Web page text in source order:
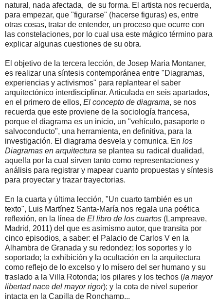
natural, nada afectada, de su forma. El artista nos recuerda,
para empezar, que "figurarse" (hacerse figuras) es, entre
otras cosas, tratar de entender, un proceso que ocurre con
las constelaciones, por lo cual usa este mágico término para
explicar algunas cuestiones de su obra.
El objetivo de la tercera lección, de Josep Maria Montaner,
es realizar una síntesis contemporánea entre "Diagramas,
experiencias y activismos" para replantear el saber
arquitectónico interdisciplinar. Articulada en seis apartados,
en el primero de ellos, El concepto de diagrama, se nos
recuerda que este proviene de la sociología francesa,
porque el diagrama es un inicio, un "vehículo, pasaporte o
salvoconducto", una herramienta, en definitiva, para la
investigación. El diagrama desvela y comunica. En los
Diagramas en arquitectura se plantea su radical dualidad,
aquella por la cual sirven tanto como representaciones y
análisis para registrar y mapear cuanto propuestas y síntesis
para proyectar y trazar trayectorias.
En la cuarta y última lección, "Un cuarto también es un
texto", Luis Martínez Santa-María nos regala una poética
reflexión, en la línea de El libro de los cuartos (Lampreave,
Madrid, 2011) del que es asimismo autor, que transita por
cinco episodios, a saber: el Palacio de Carlos V en la
Alhambra de Granada y su redondez; los soportes y lo
soportado; la exhibición y la ocultación en la arquitectura
como reflejo de lo excelso y lo mísero del ser humano y su
traslado a la Villa Rotonda; los pilares y los techos (la mayor
libertad nace del mayor rigor); y la cota de nivel superior
intacta en la Capilla de Ronchamp...